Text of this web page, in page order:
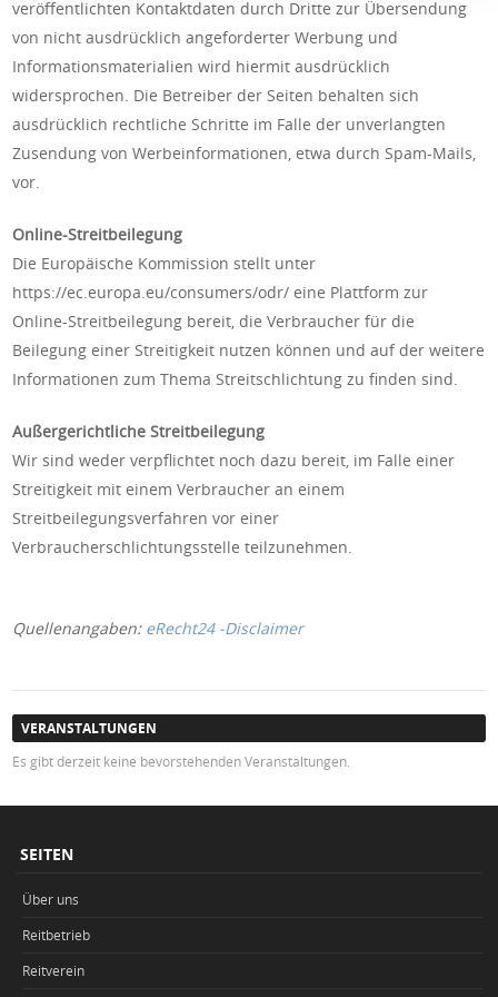
veröffentlichten Kontaktdaten durch Dritte zur Übersendung
von nicht ausdrücklich angeforderter Werbung und
Informationsmaterialien wird hiermit ausdrücklich
widersprochen. Die Betreiber der Seiten behalten sich
ausdrücklich rechtliche Schritte im Falle der unverlangten
Zusendung von Werbeinformationen, etwa durch Spam-Mails,
vor.
Online-Streitbeilegung
Die Europäische Kommission stellt unter
https://ec.europa.eu/consumers/odr/ eine Plattform zur
Online-Streitbeilegung bereit, die Verbraucher für die
Beilegung einer Streitigkeit nutzen können und auf der weitere
Informationen zum Thema Streitschlichtung zu finden sind.
Außergerichtliche Streitbeilegung
Wir sind weder verpflichtet noch dazu bereit, im Falle einer
Streitigkeit mit einem Verbraucher an einem
Streitbeilegungsverfahren vor einer
Verbraucherschlichtungsstelle teilzunehmen.
Quellenangaben: eRecht24 -Disclaimer
VERANSTALTUNGEN
Es gibt derzeit keine bevorstehenden Veranstaltungen.
SEITEN
Über uns
Reitbetrieb
Reitverein